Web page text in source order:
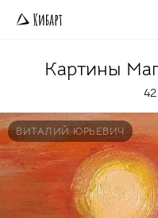
Картины
ВИТАЛИЙ ЮРЬЕВИЧ